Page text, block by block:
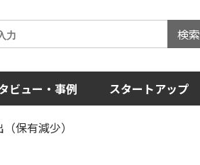
検索
ビュー・事例 スタートアップ
保有減少）